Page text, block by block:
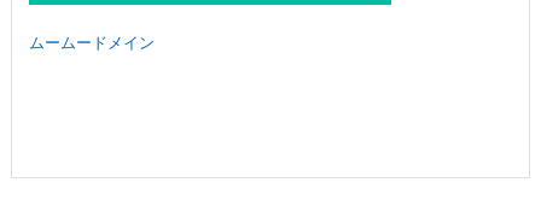
ムームードメイン